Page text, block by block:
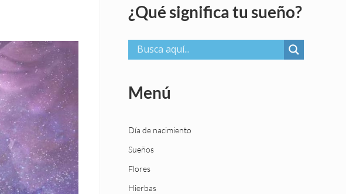
¿Qué significa tu sueño?
Menú
Día de nacimiento
Sueños
Flores
Hierbas